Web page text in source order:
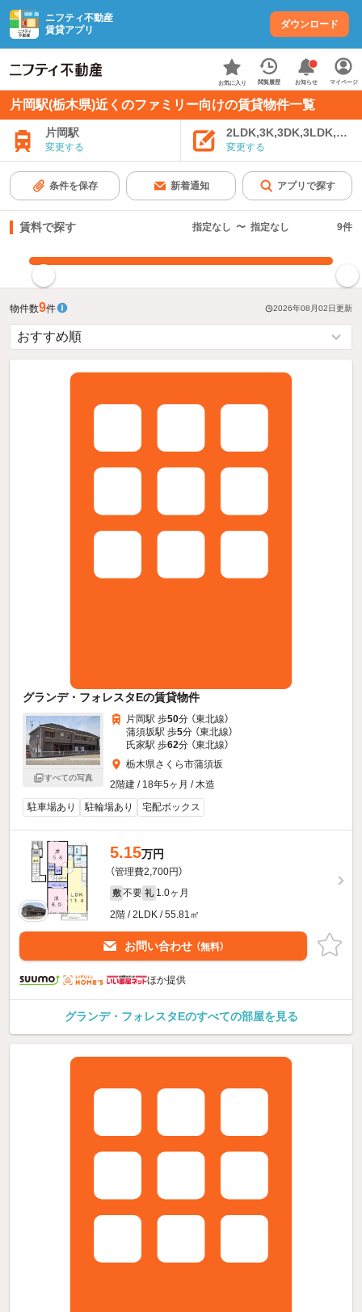
ニフティ不動産
賃貸アプリ
ダウンロード
お気に入り 閲覧履歴 お知らせ マイページ
片岡駅(栃木県)近くのファミリー向けの賃貸物件一覧
片岡駅
変更する 変更する
条件を保存 新着通知 アプリで探す
賃料で探す 指定なし 〜 指定なし 9件
物件数9件 2026年08月02日更新
グランデ・フォレスタEの賃貸物件
すべての写真
片岡駅 歩50分 （東北線）
蒲須坂駅 歩5分 （東北線）
氏家駅 歩62分 （東北線）
栃木県さくら市蒲須坂
2階建 / 18年5ヶ月 / 木造
駐車場あり
駐輪場あり 宅配ボックス
5.15万円
（管理費2,700円）
敷 不要 礼 1.0ヶ月
2階 / 2LDK / 55.81㎡
お問い合わせ （無料）
ほか提供
グランデ・フォレスタEのすべての部屋を見る